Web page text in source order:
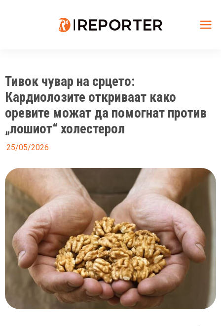
Тивок чувар на срцето:
Кардиолозите откриваат како
оревите можат да помогнат против
„лошиот“ холестерол
25/05/2026